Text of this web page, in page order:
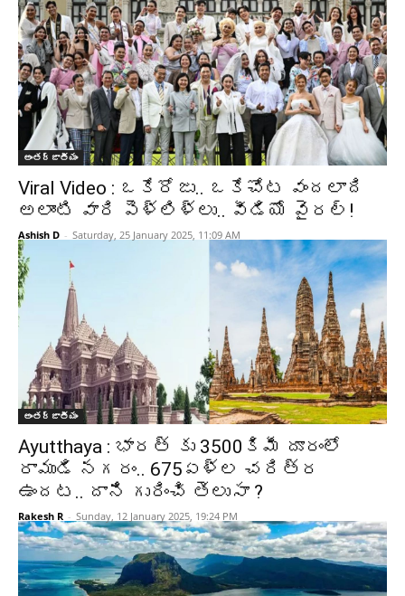
అంతర్జాతీయం
Viral Video : ఒకేరోజు.. ఒకేచోట వందలాది
అలాంటి వారి పెళ్లిళ్లు.. వీడియో వైరల్‌!
Ashish D - Saturday, 25 January 2025, 11:09 AM
అంతర్జాతీయం
Ayutthaya : భారత్ కు 3500కిమీ దూరంలో
రాముడి నగరం.. 675ఏళ్ల చరిత్ర
ఉందట.. దాని గురించి తెలుసా ?
Rakesh R - Sunday, 12 January 2025, 19:24 PM